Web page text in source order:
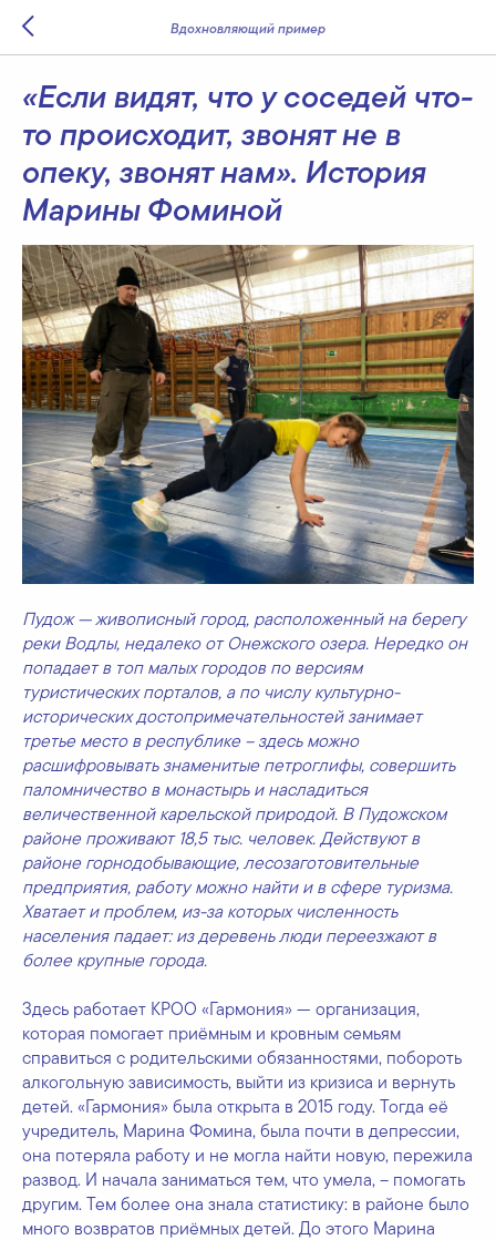
Вдохновляющий пример
«Если видят, что у соседей что-
то происходит, звонят не в
опеку, звонят нам». История
Марины Фоминой
Пудож — живописный город, расположенный на берегу
реки Водлы, недалеко от Онежского озера. Нередко он
попадает в топ малых городов по версиям
туристических порталов, а по числу культурно-
исторических достопримечательностей занимает
третье место в республике – здесь можно
расшифровывать знаменитые петроглифы, совершить
паломничество в монастырь и насладиться
величественной карельской природой. В Пудожском
районе проживают 18,5 тыс. человек. Действуют в
районе горнодобывающие, лесозаготовительные
предприятия, работу можно найти и в сфере туризма.
Хватает и проблем, из-за которых численность
населения падает: из деревень люди переезжают в
более крупные города.
Здесь работает КРОО «Гармония» — организация,
которая помогает приёмным и кровным семьям
справиться с родительскими обязанностями, побороть
алкогольную зависимость, выйти из кризиса и вернуть
детей. «Гармония» была открыта в 2015 году. Тогда её
учредитель, Марина Фомина, была почти в депрессии,
она потеряла работу и не могла найти новую, пережила
развод. И начала заниматься тем, что умела, – помогать
другим. Тем более она знала статистику: в районе было
много возвратов приёмных детей. До этого Марина